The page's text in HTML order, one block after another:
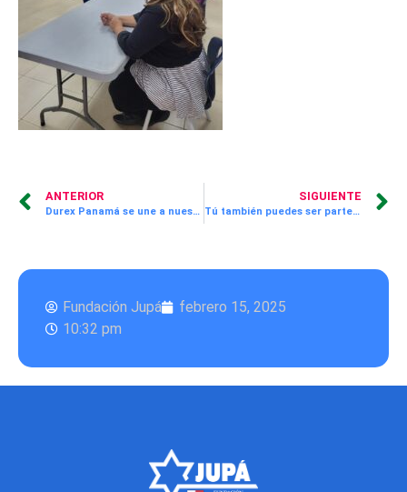
ANTERIOR
Durex Panamá se une a nuestra labor por la educación donando camisas escolares
SIGUIENTE
Tú también puedes ser parte del Día de las Buenas Acciones 2025…
Fundación Jupá
febrero 15, 2025
10:32 pm